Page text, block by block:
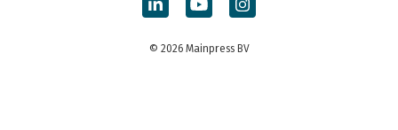
© 2026 Mainpress BV